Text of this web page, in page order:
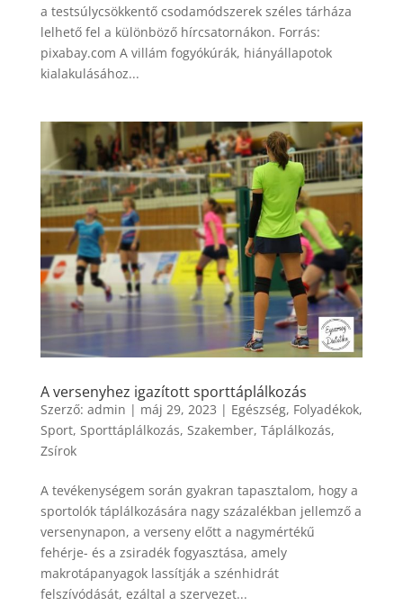
a testsúlycsökkentő csodamódszerek széles tárháza
lelhető fel a különböző hírcsatornákon. Forrás:
pixabay.com A villám fogyókúrák, hiányállapotok
kialakulásához...
A versenyhez igazított sporttáplálkozás
Szerző: admin | máj 29, 2023 | Egészség, Folyadékok,
Sport, Sporttáplálkozás, Szakember, Táplálkozás,
Zsírok
A tevékenységem során gyakran tapasztalom, hogy a
sportolók táplálkozására nagy százalékban jellemző a
versenynapon, a verseny előtt a nagymértékű
fehérje- és a zsiradék fogyasztása, amely
makrotápanyagok lassítják a szénhidrát
felszívódását, ezáltal a szervezet...